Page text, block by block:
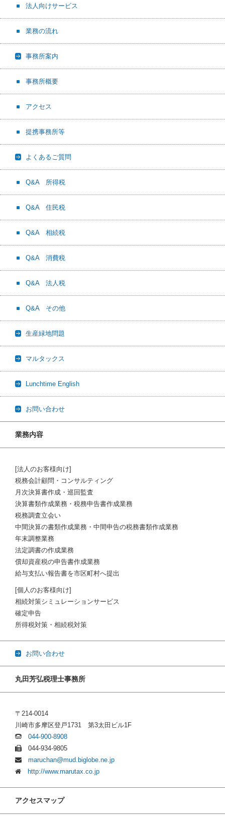
法人向けサービス
業務の流れ
事務所案内
事務所概要
アクセス
提携事務所等
よくあるご質問
Q&A 所得税
Q&A 住民税
Q&A 相続税
Q&A 消費税
Q&A 法人税
Q&A その他
生産緑地問題
マルタックス
Lunchtime English
お問い合わせ
業務内容
[法人のお客様向け]
税務会計顧問・コンサルティング
月次決算書作成・巡回監査
決算書類作成業務・税務申告書作成業務
税務調査立会い
中間決算の書類作成業務・中間申告の税務書類作成業務
年末調整業務
法定調書の作成業務
償却資産税の申告書作成業務
給与支払い報告書を市区町村へ提出
[個人のお客様向け]
相続対策シミュレーションサービス
確定申告
所得税対策・相続税対策
お問い合わせ
丸田芳弘税理士事務所
〒214-0014
川崎市多摩区登戸1731 第3太田ビル1F
044-900-8908
044-934-9805
maruchan@mud.biglobe.ne.jp
http://www.marutax.co.jp
アクセスマップ